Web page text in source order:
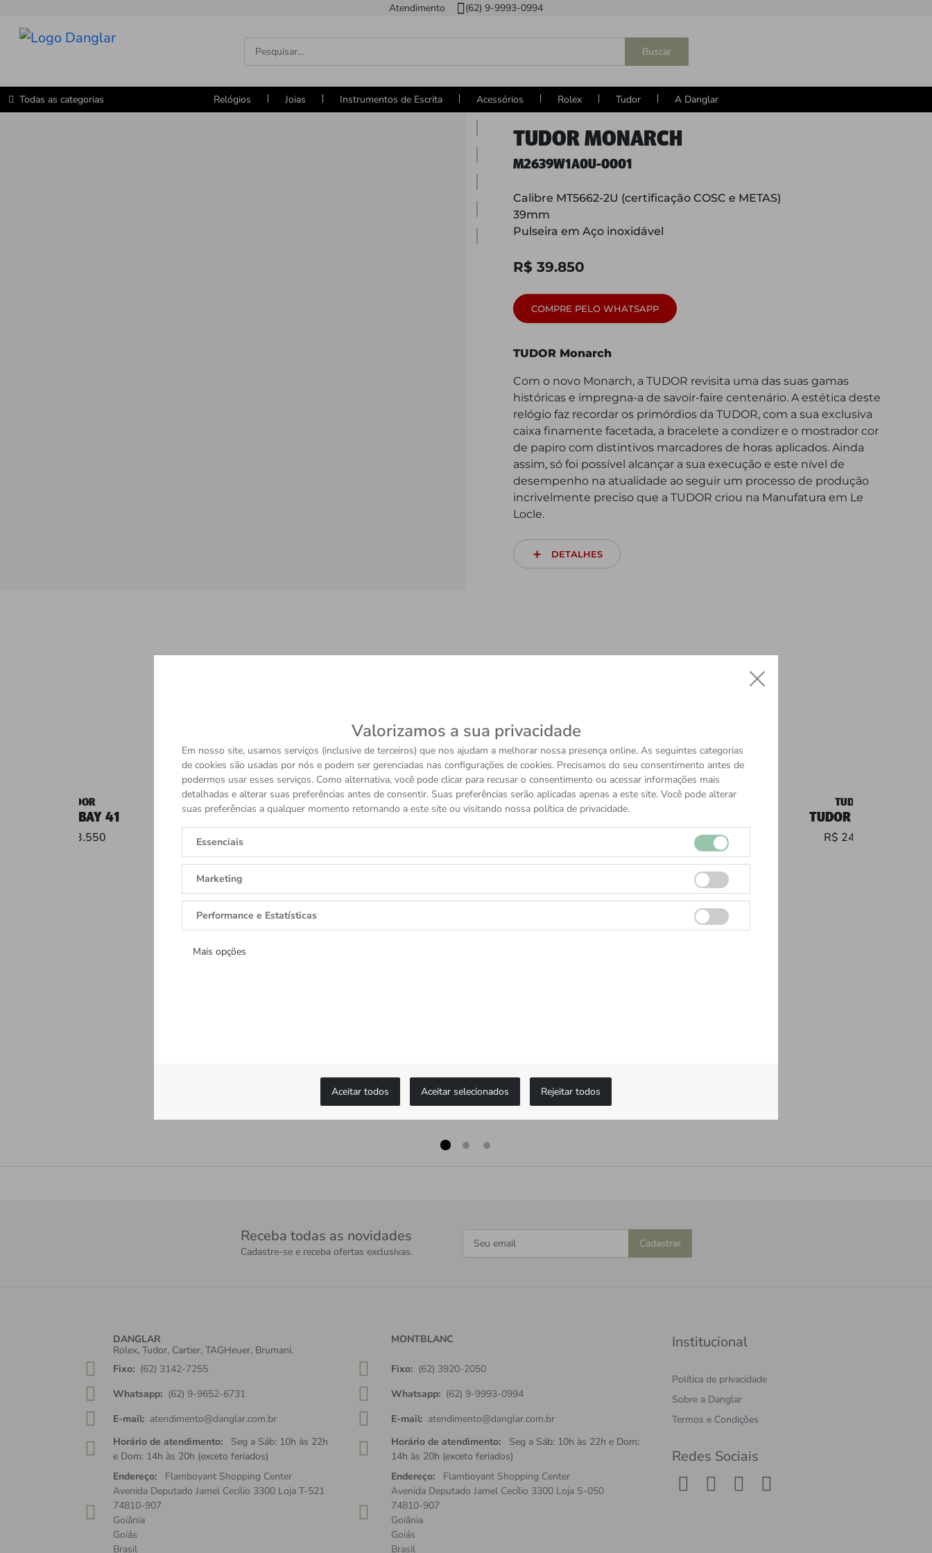
Valorizamos a sua privacidade
Em nosso site, usamos serviços (inclusive de terceiros) que nos ajudam a melhorar nossa presença online. As seguintes categorias
de cookies são usadas por nós e podem ser gerenciadas nas configurações de cookies. Precisamos do seu consentimento antes de
podermos usar esses serviços. Como alternativa, você pode clicar para recusar o consentimento ou acessar informações mais
detalhadas e alterar suas preferências antes de consentir. Suas preferências serão aplicadas apenas a este site. Você pode alterar
suas preferências a qualquer momento retornando a este site ou visitando nossa política de privacidade.
Essenciais
Marketing
Performance e Estatísticas
Mais opções
Aceitar todos Aceitar selecionados Rejeitar todos
Atendimento (62) 9-9993-0994
Buscar
Todas as categorias Relógios Joias Instrumentos de Escrita Acessórios Rolex Tudor A Danglar
TUDOR MONARCH
M2639W1A0U-0001
Calibre MT5662-2U (certificação COSC e METAS)
39mm
Pulseira em Aço inoxidável
R$ 39.850
COMPRE PELO WHATSAPP
TUDOR Monarch
Com o novo Monarch, a TUDOR revisita uma das suas gamas
históricas e impregna-a de savoir-faire centenário. A estética deste
relógio faz recordar os primórdios da TUDOR, com a sua exclusiva
caixa finamente facetada, a bracelete a condizer e o mostrador cor
de papiro com distintivos marcadores de horas aplicados. Ainda
assim, só foi possível alcançar a sua execução e este nível de
desempenho na atualidade ao seguir um processo de produção
incrivelmente preciso que a TUDOR criou na Manufatura em Le
Locle.
DETALHES
VOCÊ TAMBÉM PODE GOSTAR
COLEÇÕES TUDOR
TUDOR
BLACK BAY 41
R$ 33.550
TUDOR
BLACK BAY 58
TUDOR
BLACK BAY
TUDOR
BLACK BAY 31
TUDOR
TUDOR ROYAL
R$ 24.900
Receba todas as novidades
Cadastre-se e receba ofertas exclusivas.
Cadastrar
DANGLAR
Rolex, Tudor, Cartier, TAGHeuer, Brumani.
Fixo: (62) 3142-7255
Whatsapp: (62) 9-9652-6731
E-mail: atendimento@danglar.com.br
Horário de atendimento:
Seg a Sáb: 10h às 22h
e Dom: 14h às 20h (exceto feriados)
Endereço:
Flamboyant Shopping Center
Avenida Deputado Jamel Cecílio 3300 Loja T-521
74810-907
Goiânia
Goiás
Brasil
MONTBLANC
Fixo: (62) 3920-2050
Whatsapp: (62) 9-9993-0994
E-mail: atendimento@danglar.com.br
Horário de atendimento:
Seg a Sáb: 10h às 22h e Dom:
14h às 20h (exceto feriados)
Endereço:
Flamboyant Shopping Center
Avenida Deputado Jamel Cecílio 3300 Loja S-050
74810-907
Goiânia
Goiás
Brasil
Institucional
Política de privacidade
Sobre a Danglar
Termos e Condições
Redes Sociais